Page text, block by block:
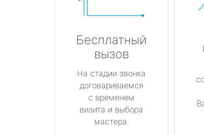
Бесплатный
вызов
На стадии звонка
договариваемся
с временем
визита и выбора
мастера.